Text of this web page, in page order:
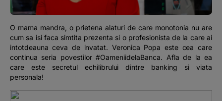
The MacRO Zone
Pentru antreprenori
Banking, pe relaxare
O mama mandra, o prietena alaturi de care monotonia nu are
cum sa isi faca simtita prezenta si o profesionista de la care ai
intotdeauna ceva de invatat. Veronica Popa este cea care
continua seria povestilor #OameniidelaBanca. Afla de la ea
care este secretul echilibrului dintre banking si viata
personala!